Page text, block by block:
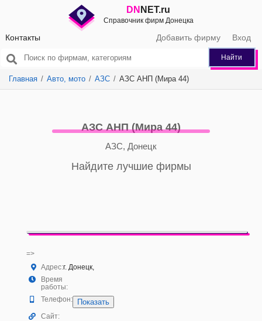
DN NET.ru
Справочник фирм Донецка
Контакты Добавить фирму Вход
Найти
Главная Авто, мото АЗС АЗС АНП (Мира 44)
АЗС АНП (Мира 44)
АЗС, Донецк
Найдите лучшие фирмы
=>
Адрес:г. Донецк,
Время
работы:
Телефон:
Показать
Сайт: